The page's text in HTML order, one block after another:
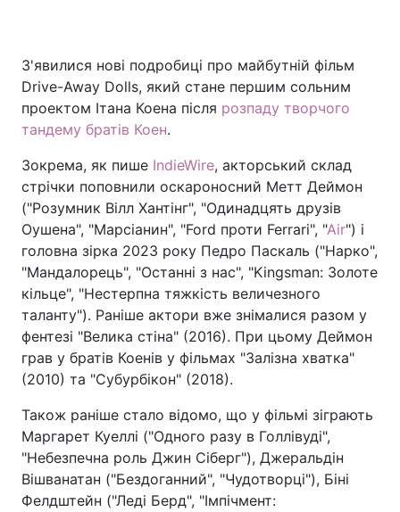
Головна Війна
Політика
Економіка Світ
Спорт Наука
Техно і зв'язок Лайт
Зброя Інциденти
Здоров'я Туризм
Цікавинки Погода
Лонгріди
Відео з Youtube Статті
З'явилися нові подробиці про майбутній фільм
Drive-Away Dolls, який стане першим сольним
проектом Ітана Коена після розпаду творчого
тандему братів Коен.
Зокрема, як пише IndieWire, акторський склад
стрічки поповнили оскароносний Метт Деймон
("Розумник Вілл Хантінг", "Одинадцять друзів
Оушена", "Марсіанин", "Ford проти Ferrari", "Air") і
головна зірка 2023 року Педро Паскаль ("Нарко",
"Мандалорець", "Останні з нас", "Kingsman: Золоте
кільце", "Нестерпна тяжкість величезного
таланту"). Раніше актори вже знімалися разом у
фентезі "Велика стіна" (2016). При цьому Деймон
грав у братів Коенів у фільмах "Залізна хватка"
(2010) та "Субурбікон" (2018).
Також раніше стало відомо, що у фільмі зіграють
Маргарет Куеллі ("Одного разу в Голлівуді",
"Небезпечна роль Джин Сіберг"), Джеральдін
Вішванатан ("Бездоганний", "Чудотворці"), Біні
Фелдштейн ("Леді Берд", "Імпічмент: